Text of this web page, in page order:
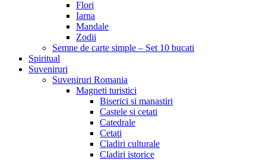
Flori
Iarna
Mandale
Zodii
Semne de carte simple – Set 10 bucati
Spiritual
Suveniruri
Suveniruri Romania
Magneti turistici
Biserici si manastiri
Castele si cetati
Catedrale
Cetati
Cladiri culturale
Cladiri istorice